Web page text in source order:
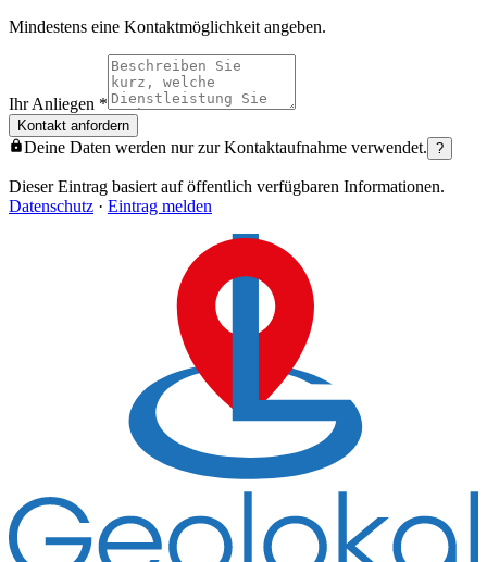
Mindestens eine Kontaktmöglichkeit angeben.
Ihr Anliegen *
Kontakt anfordern
Deine Daten werden nur zur Kontaktaufnahme verwendet. ?
Dieser Eintrag basiert auf öffentlich verfügbaren Informationen.
Datenschutz · Eintrag melden